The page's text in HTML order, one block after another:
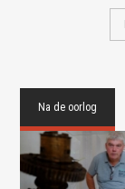
Na de oorlog